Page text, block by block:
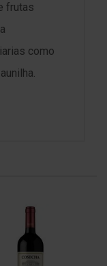
frutas
como